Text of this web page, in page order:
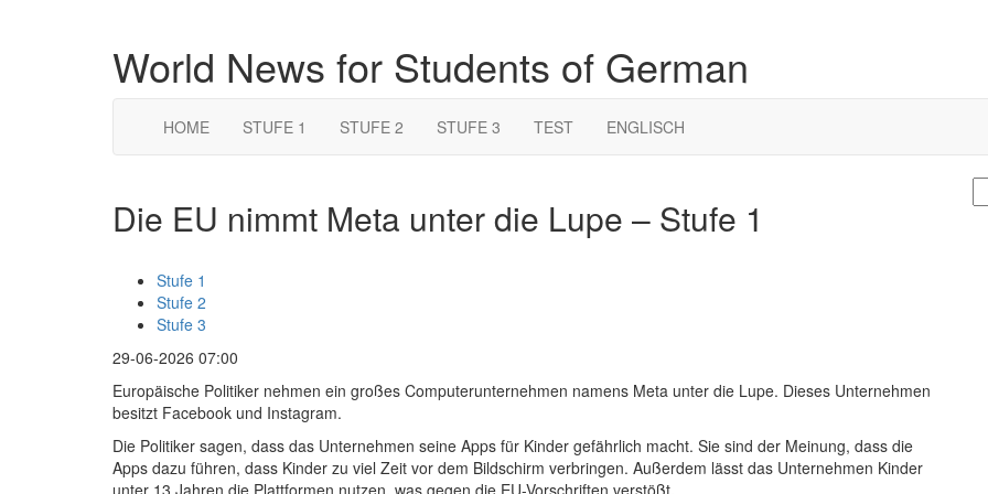
World News for Students of German
HOME STUFE 1 STUFE 2 STUFE 3 TEST ENGLISCH
Die EU nimmt Meta unter die Lupe – Stufe 1
Stufe 1
Stufe 2
Stufe 3
29-06-2026 07:00
Europäische Politiker nehmen ein großes Computerunternehmen namens Meta unter die Lupe. Dieses Unternehmen
besitzt Facebook und Instagram.
Die Politiker sagen, dass das Unternehmen seine Apps für Kinder gefährlich macht. Sie sind der Meinung, dass die
Apps dazu führen, dass Kinder zu viel Zeit vor dem Bildschirm verbringen. Außerdem lässt das Unternehmen Kinder
unter 13 Jahren die Plattformen nutzen, was gegen die EU-Vorschriften verstößt.